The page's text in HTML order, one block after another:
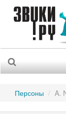
Персоны A.